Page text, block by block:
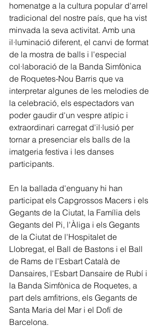
homenatge a la cultura popular d'arrel
tradicional del nostre país, que ha vist
minvada la seva activitat. Amb una
il·luminació diferent, el canvi de format
de la mostra de balls i l'especial
col·laboració de la Banda Simfònica
de Roquetes-Nou Barris que va
interpretar algunes de les melodies de
la celebració, els espectadors van
poder gaudir d'un vespre atípic i
extraordinari carregat d'il·lusió per
tornar a presenciar els balls de la
imatgeria festiva i les danses
participants.
En la ballada d'enguany hi han
participat els Capgrossos Macers i els
Gegants de la Ciutat, la Família dels
Gegants del Pi, l'Àliga i els Gegants
de la Ciutat de l'Hospitalet de
Llobregat, el Ball de Bastons i el Ball
de Rams de l'Esbart Català de
Dansaires, l'Esbart Dansaire de Rubí i
la Banda Simfònica de Roquetes, a
part dels amfitrions, els Gegants de
Santa Maria del Mar i el Dofí de
Barcelona.